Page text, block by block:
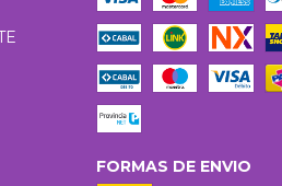
FORMAS DE ENVIO